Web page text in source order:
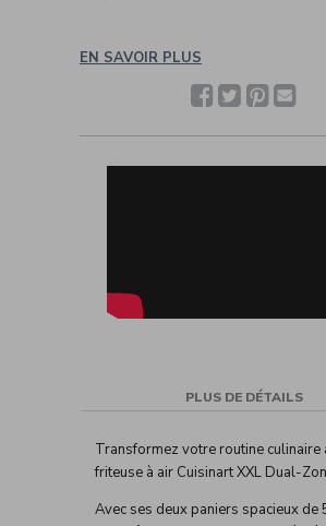
EN SAVOIR PLUS
Facebook
TwitterPinterest
avec
PLUS DE DÉTAILS
Transformez votre routine culinaire
friteuse à air Cuisinart XXL Dual-
Avec ses deux paniers spacieux de